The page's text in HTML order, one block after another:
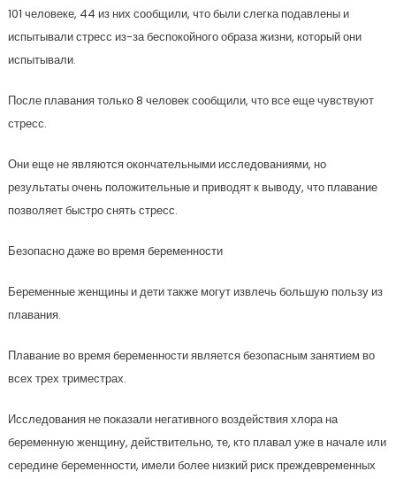
101 человеке, 44 из них сообщили, что были слегка подавлены и
испытывали стресс из-за беспокойного образа жизни, который они
испытывали.
После плавания только 8 человек сообщили, что все еще чувствуют
стресс.
Они еще не являются окончательными исследованиями, но
результаты очень положительные и приводят к выводу, что плавание
позволяет быстро снять стресс.
Безопасно даже во время беременности
Беременные женщины и дети также могут извлечь большую пользу из
плавания.
Плавание во время беременности является безопасным занятием во
всех трех триместрах.
Исследования не показали негативного воздействия хлора на
беременную женщину, действительно, те, кто плавал уже в начале или
середине беременности, имели более низкий риск преждевременных